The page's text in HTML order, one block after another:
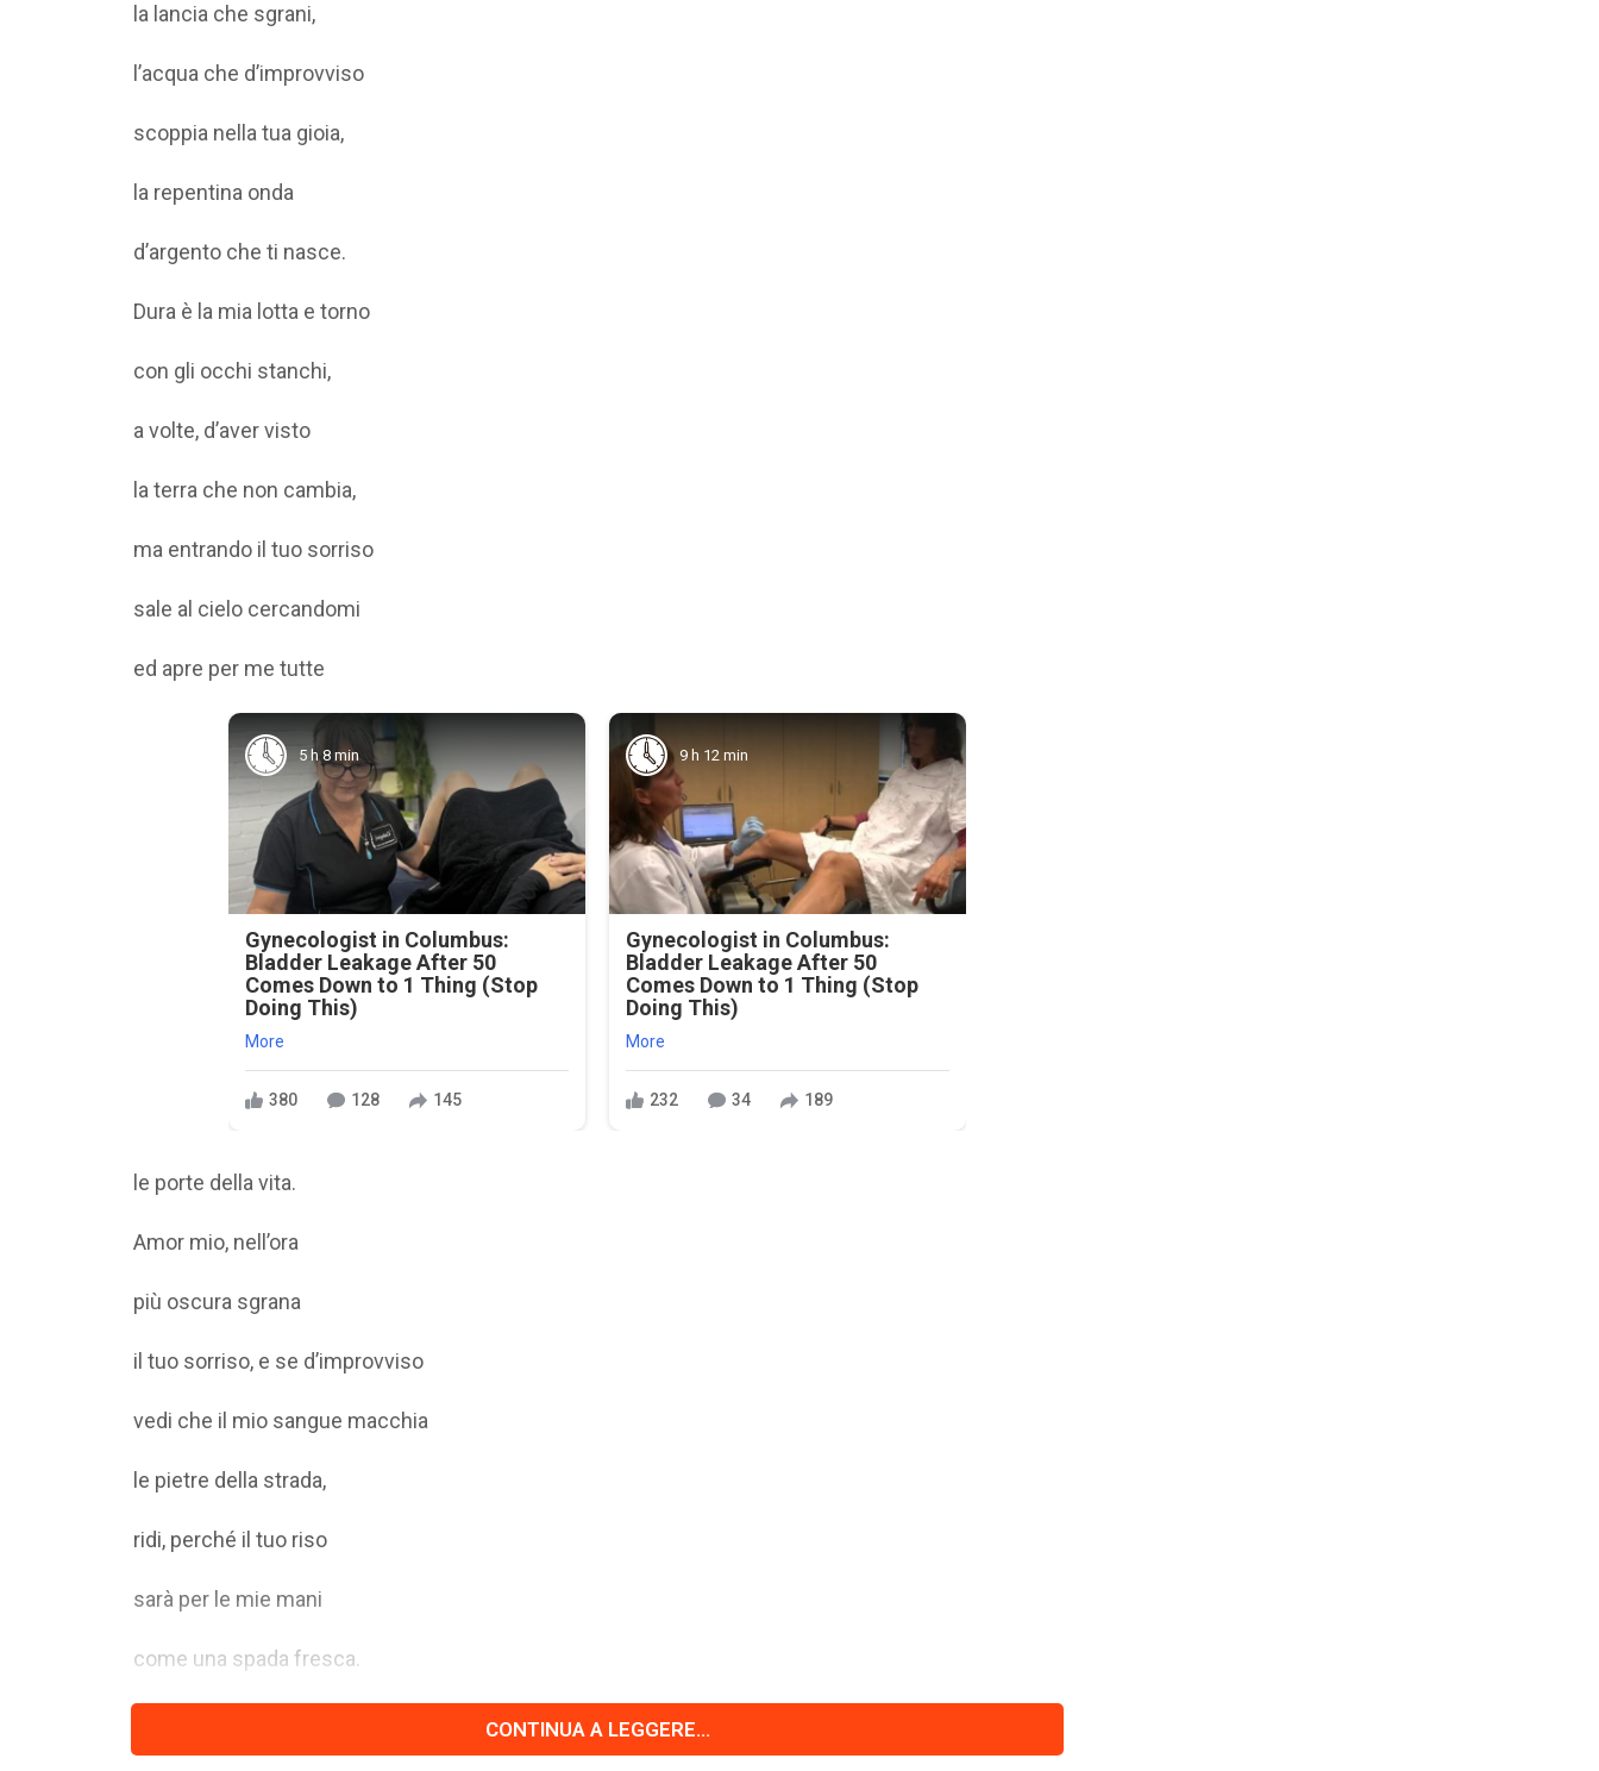
la lancia che sgrani,
l’acqua che d’improvviso
scoppia nella tua gioia,
la repentina onda
d’argento che ti nasce.
Dura è la mia lotta e torno
con gli occhi stanchi,
a volte, d’aver visto
la terra che non cambia,
ma entrando il tuo sorriso
sale al cielo cercandomi
ed apre per me tutte
5 h 8 min
Gynecologist in Columbus:
Bladder Leakage After 50
Comes Down to 1 Thing (Stop
Doing This)
More
380 128 145
9 h 12 min
Gynecologist in Columbus:
Bladder Leakage After 50
Comes Down to 1 Thing (Stop
Doing This)
More
232 34 189
le porte della vita.
Amor mio, nell’ora
più oscura sgrana
il tuo sorriso, e se d’improvviso
vedi che il mio sangue macchia
le pietre della strada,
ridi, perché il tuo riso
sarà per le mie mani
come una spada fresca.
CONTINUA A LEGGERE...